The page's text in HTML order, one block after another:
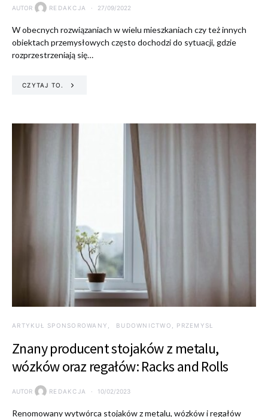
AUTOR REDAKCJA 27/09/2022
W obecnych rozwiązaniach w wielu mieszkaniach czy też innych
obiektach przemysłowych często dochodzi do sytuacji, gdzie
rozprzestrzeniają się…
CZYTAJ TO.
ARTYKUŁ SPONSOROWANY BUDOWNICTWO, PRZEMYSŁ
Znany producent stojaków z metalu,
wózków oraz regałów: Racks and Rolls
AUTOR REDAKCJA 10/02/2023
Renomowany wytwórca stojaków z metalu, wózków i regałów